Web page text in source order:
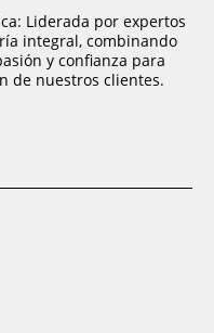
Liderada por expertos
integral, combinando
y confianza para
de nuestros clientes.